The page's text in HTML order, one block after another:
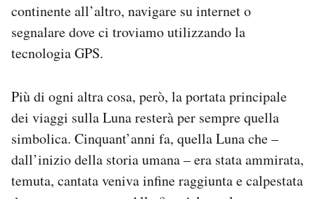
continente all’altro, navigare su internet o
segnalare dove ci troviamo utilizzando la
tecnologia GPS.
Più di ogni altra cosa, però, la portata principale
dei viaggi sulla Luna resterà per sempre quella
simbolica. Cinquant’anni fa, quella Luna che –
dall’inizio della storia umana – era stata ammirata,
temuta, cantata veniva infine raggiunta e calpestata